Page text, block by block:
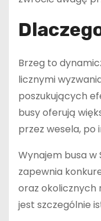
Brzeg to
licznymi
poszukujących
busy oferują
przez wesela, po
Wynajem busa
zapewnia
oraz okolicznych
jest szczególnie